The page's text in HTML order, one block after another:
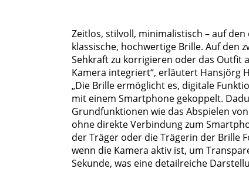
Zeitlos, stilvoll, minimalistisch – auf
klassische, hochwertige Brille. Auf den
Sehkraft zu korrigieren oder das Outfit
Kamera integriert“, erläutert Hansjörg
„Die Brille ermöglicht es, digitale
mit einem Smartphone gekoppelt.
Grundfunktionen wie das Abspielen
ohne direkte Verbindung zum
der Träger oder die Trägerin der Brille
wenn die Kamera aktiv ist, um
Sekunde, was eine detailreiche